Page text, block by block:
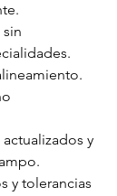
y
y tolerancias